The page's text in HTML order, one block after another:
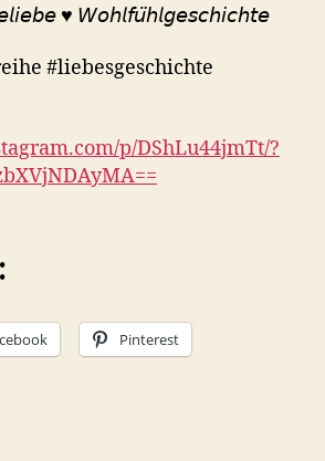
♥︎ 𝘞𝘰𝘩𝘭𝘧𝘶̈𝘩𝘭𝘨𝘦𝘴𝘤𝘩𝘪𝘤𝘩𝘵𝘦
#liebesgeschichte
p/DShLu44jmTt/?
Pinterest